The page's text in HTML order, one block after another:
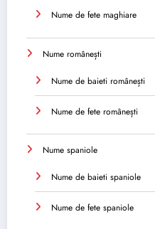
Nume de fete maghiare
Nume românești
Nume de baieti românești
Nume de fete românești
Nume spaniole
Nume de baieti spaniole
Nume de fete spaniole